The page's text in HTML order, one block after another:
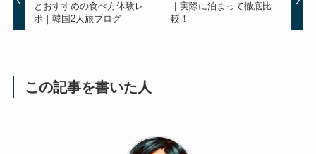
とおすすめの食べ方体験レ
ポ｜韓国2人旅ブログ
｜実際に泊まって徹底比
較！
この記事を書いた人